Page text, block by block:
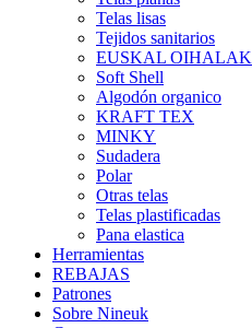
Telas lisas
Tejidos sanitarios
EUSKAL OIHALAK
Soft Shell
Algodón organico
KRAFT TEX
MINKY
Sudadera
Polar
Otras telas
Telas plastificadas
Pana elastica
Herramientas
REBAJAS
Patrones
Sobre Nineuk